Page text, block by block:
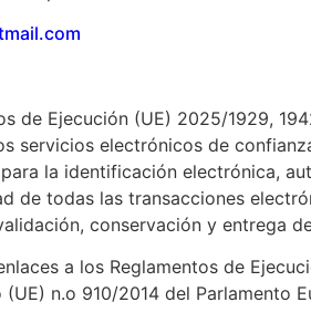
de Ejecución (UE) 2025/1929,
servicios electrónicos de
la identificación electrónica,
de todas las transacciones
conservación y entrega
a los Reglamentos de
(UE) n.o 910/2014 del Parlamento